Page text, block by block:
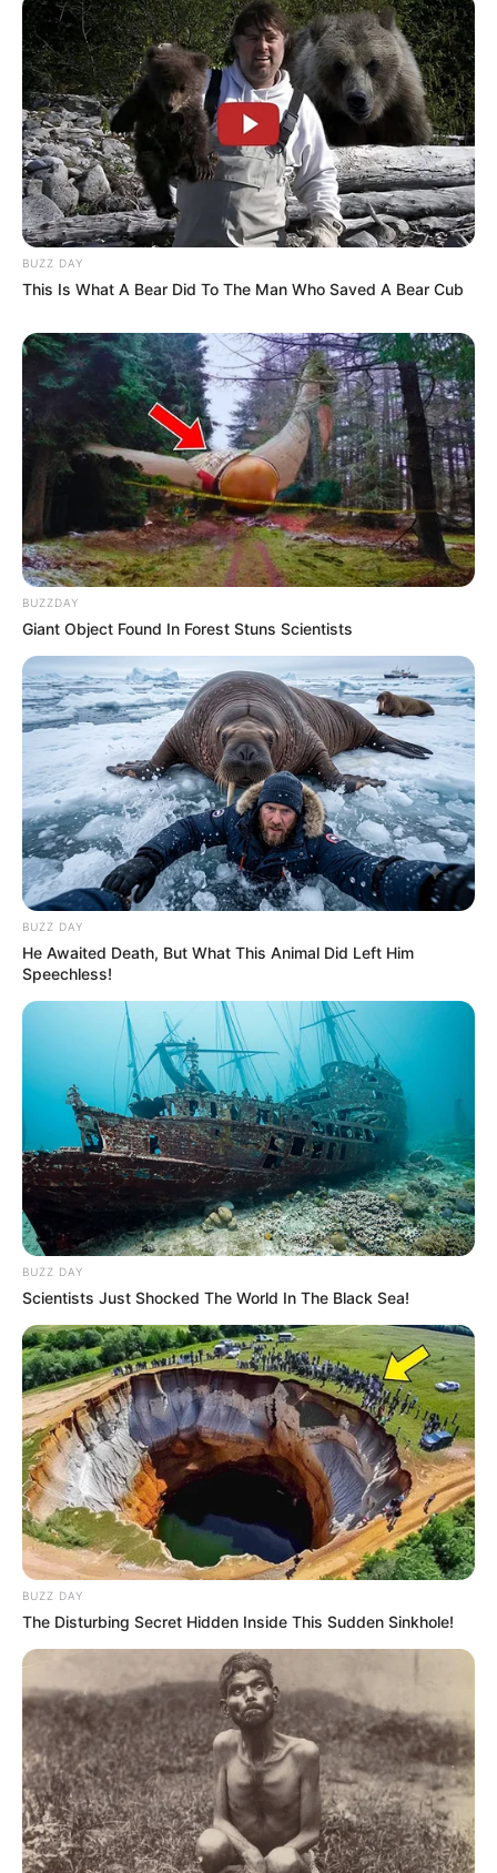
BUZZ DAY
This Is What A Bear Did To The Man Who Saved A Bear Cub
BUZZDAY
Giant Object Found In Forest Stuns Scientists
BUZZ DAY
He Awaited Death, But What This Animal Did Left Him
Speechless!
BUZZ DAY
Scientists Just Shocked The World In The Black Sea!
BUZZ DAY
The Disturbing Secret Hidden Inside This Sudden Sinkhole!